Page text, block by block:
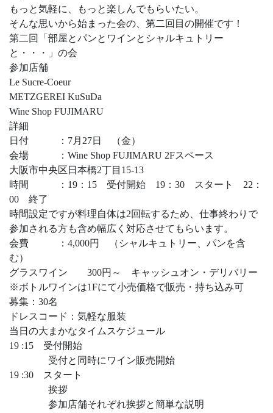
もっと気軽に、もっと楽しんでもらいたい。
そんな思いから始まった会の、第二回目の開催です！
第二回「部屋とパンとワインとシャルキュトリー
と・・・」の会
参加店舗
Le Sucre-Coeur
METZGEREI KuSuDa
Wine Shop FUJIMARU
詳細
日付 ：7月27日 （金）
会場 ：Wine Shop FUJIMARU 2Fスペース
大阪市中央区日本橋2丁目15-13
時間 ：19：15 受付開始 19：30 スタート 22：
00 終了
時間設定ですが料理自体は2回転するため、仕事終わりで
参加される方も含め幅広く対応させてもらいます。
会費 ：4,000円 （シャルキュトリー、パンを含
む）
グラスワイン 300円～ キャッシュオン・デリバリー
※ボトルワインは1Fにて小売価格で販売・持ち込み可
募集：30名
ドレスコード：気軽な服装
当日の大まかなタイムスケジュール
19 :15 受付開始
受付と同時にワイン販売開始
19 :30 スタート
挨拶
参加店舗それぞれ挨拶と簡単な説明